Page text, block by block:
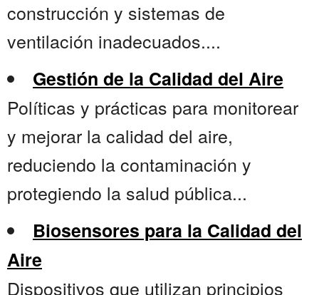
construcción y sistemas de
ventilación inadecuados....
Gestión de la Calidad del Aire
Políticas y prácticas para monitorear
y mejorar la calidad del aire,
reduciendo la contaminación y
protegiendo la salud pública...
Biosensores para la Calidad del
Aire
Dispositivos que utilizan principios